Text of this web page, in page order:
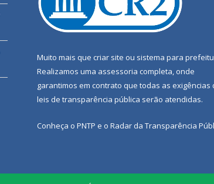
Muito mais que criar site ou sistema para
Realizamos uma assessoria completa, onde
garantimos em contrato que todas as exigências
leis de transparência pública serão atendidas.
Conheça o PNTP e o Radar da Transparência